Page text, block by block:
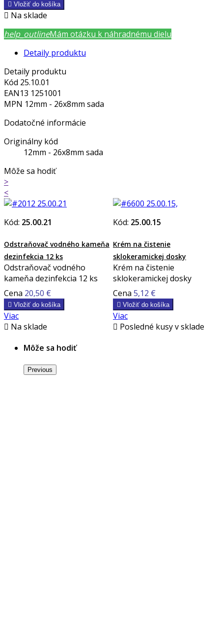
 Vložiť do košíka
 Na sklade
help_outlineMám otázku k náhradnému dielu
Detaily produktu
Detaily produktu
Kód 25.10.01
EAN13 1251001
MPN 12mm - 26x8mm sada
Dodatočné informácie
Originálny kód
12mm - 26x8mm sada
Môže sa hodiť
>
<
Kód: 25.00.21
Odstraňovač vodného kameňa
dezinfekcia 12 ks
Odstraňovač vodného
kameňa dezinfekcia 12 ks
Cena 20,50 €
 Vložiť do košíka
Viac
 Na sklade
Kód: 25.00.15
Krém na čistenie
sklokeramickej dosky
Krém na čistenie
sklokeramickej dosky
Cena 5,12 €
 Vložiť do košíka
Viac
 Posledné kusy v sklade
Môže sa hodiť
Previous